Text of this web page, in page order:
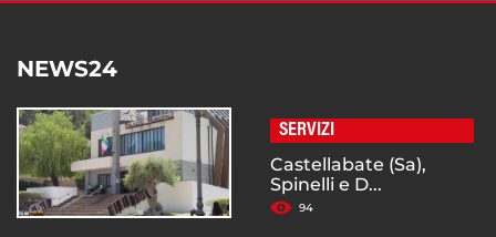
NEWS24
SERVIZI
Castellabate (Sa),
Spinelli e D...
94